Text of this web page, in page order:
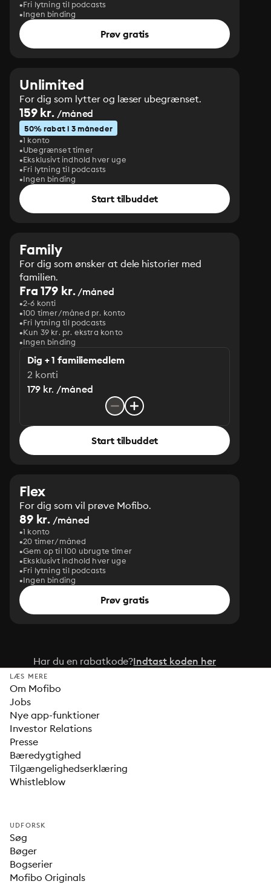
Fri lytning til podcasts
Ingen binding
Prøv gratis
Unlimited
For dig som lytter og læser ubegrænset.
159 kr. /måned
50% rabat i 3 måneder
1 konto
Ubegrænset timer
Eksklusivt indhold hver uge
Fri lytning til podcasts
Ingen binding
Start tilbuddet
Family
For dig som ønsker at dele historier med
familien.
Fra 179 kr./måned
2-6 konti
100 timer/måned pr. konto
Fri lytning til podcasts
Kun 39 kr. pr. ekstra konto
Ingen binding
Dig + 1 familiemedlem
2 konti
179 kr. /måned
Start tilbuddet
Flex
For dig som vil prøve Mofibo.
89 kr. /måned
1 konto
20 timer/måned
Gem op til 100 ubrugte timer
Eksklusivt indhold hver uge
Fri lytning til podcasts
Ingen binding
Prøv gratis
Har du en rabatkode?Indtast koden her
LÆS MERE
Om Mofibo
Jobs
Nye app-funktioner
Investor Relations
Presse
Bæredygtighed
Tilgængelighedserklæring
Whistleblow
UDFORSK
Søg
Bøger
Bogserier
Mofibo Originals